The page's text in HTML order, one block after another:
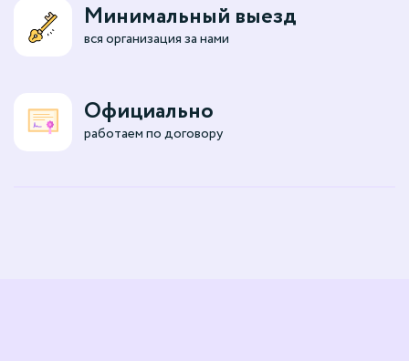
Минимальный выезд
вся организация за нами
Официально
работаем по договору